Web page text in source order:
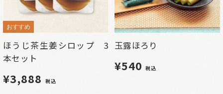
おすすめ
ほうじ茶生姜シロップ 3
本セット
¥3,888 税込
玉露ほろり
¥540税込